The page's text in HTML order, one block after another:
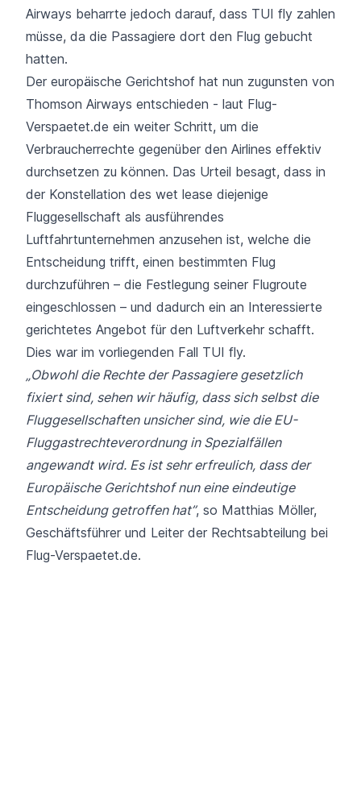
Airways beharrte jedoch darauf, dass TUI fly zahlen
müsse, da die Passagiere dort den Flug gebucht
hatten.
Der europäische Gerichtshof hat nun zugunsten von
Thomson Airways entschieden - laut Flug-
Verspaetet.de ein weiter Schritt, um die
Verbraucherrechte gegenüber den Airlines effektiv
durchsetzen zu können. Das Urteil besagt, dass in
der Konstellation des wet lease diejenige
Fluggesellschaft als ausführendes
Luftfahrtunternehmen anzusehen ist, welche die
Entscheidung trifft, einen bestimmten Flug
durchzuführen – die Festlegung seiner Flugroute
eingeschlossen – und dadurch ein an Interessierte
gerichtetes Angebot für den Luftverkehr schafft.
Dies war im vorliegenden Fall TUI fly.
„Obwohl die Rechte der Passagiere gesetzlich
fixiert sind, sehen wir häufig, dass sich selbst die
Fluggesellschaften unsicher sind, wie die EU-
Fluggastrechteverordnung in Spezialfällen
angewandt wird. Es ist sehr erfreulich, dass der
Europäische Gerichtshof nun eine eindeutige
Entscheidung getroffen hat”, so Matthias Möller,
Geschäftsführer und Leiter der Rechtsabteilung bei
Flug-Verspaetet.de.